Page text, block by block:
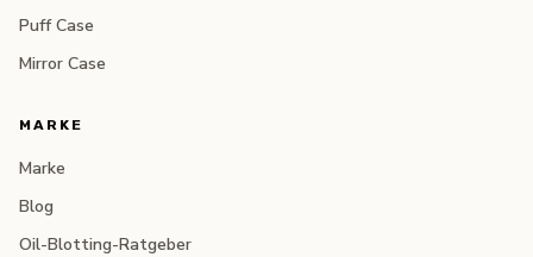
Puff Case
Mirror Case
MARKE
Marke
Blog
Oil-Blotting-Ratgeber